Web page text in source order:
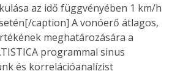
az idő függvényében 1 km/h
caption] A vonóerő átlagos,
meghatározására a
programmal sinus
és korrelációanalízist